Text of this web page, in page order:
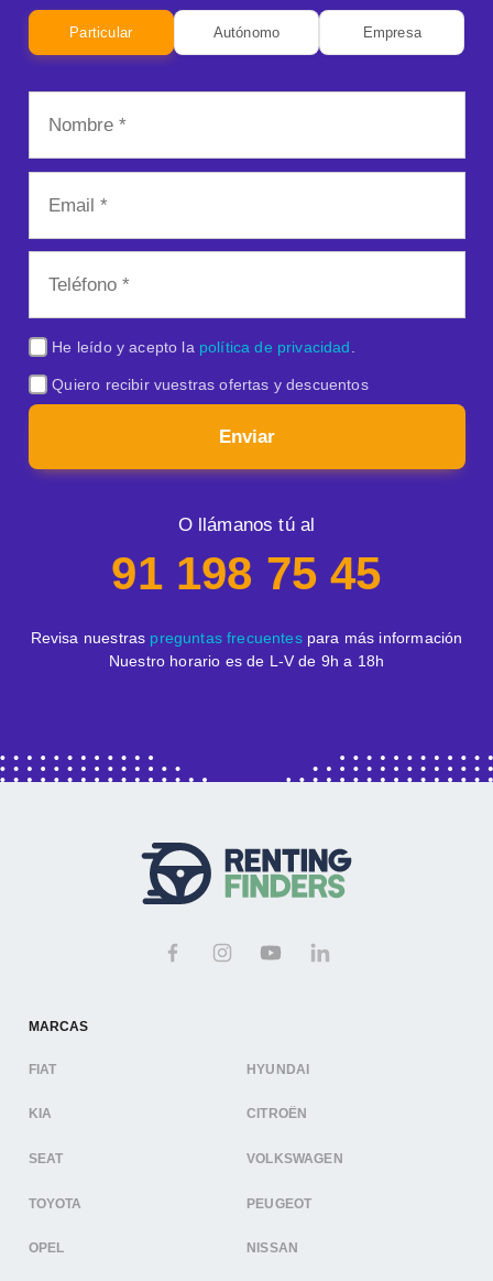
Particular Autónomo Empresa
He leído y acepto la política de privacidad.
Quiero recibir vuestras ofertas y descuentos
Enviar
O llámanos tú al
91 198 75 45
Revisa nuestras preguntas frecuentespara más información
Nuestro horario es de L-V de 9h a 18h
MARCAS
FIAT HYUNDAI
KIA CITROËN
SEAT VOLKSWAGEN
TOYOTA PEUGEOT
OPEL NISSAN